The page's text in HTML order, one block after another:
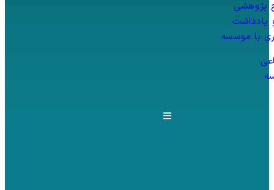
پژوهشی
یادداشت
با موسسه